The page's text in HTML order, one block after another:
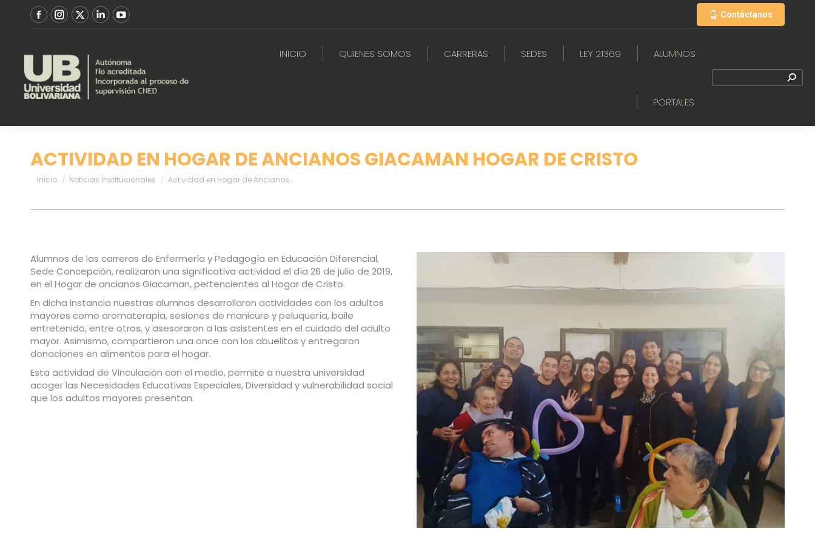
Contáctanos
INICIO QUIENES SOMOS CARRERAS SEDES LEY 21369 ALUMNOS
PORTALES
ACTIVIDAD EN HOGAR DE ANCIANOS GIACAMAN HOGAR DE CRISTO
Estás aquí:
Inicio Noticias Institucionales Actividad en Hogar de Ancianos…
Alumnos de las carreras de Enfermería y Pedagogía en Educación Diferencial,
Sede Concepción, realizaron una significativa actividad el día 26 de julio de 2019,
en el Hogar de ancianos Giacaman, pertencientes al Hogar de Cristo.
En dicha instancia nuestras alumnas desarrollaron actividades con los adultos
mayores como aromaterapia, sesiones de manicure y peluquería, baile
entretenido, entre otros, y asesoraron a las asistentes en el cuidado del adulto
mayor. Asimismo, compartieron una once con los abuelitos y entregaron
donaciones en alimentos para el hogar.
Esta actividad de Vinculación con el medio, permite a nuestra universidad
acoger las Necesidades Educativas Especiales, Diversidad y vulnerabilidad social
que los adultos mayores presentan.